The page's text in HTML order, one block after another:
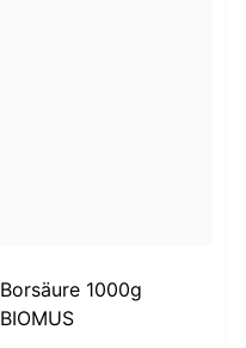
Borsäure 1000g
BIOMUS